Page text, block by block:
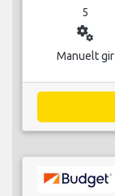
5
miscellaneous_services
Manuelt gir